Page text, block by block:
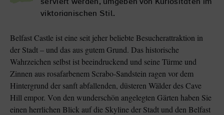
serviert werden, umgeben von Kuriositäten im
viktorianischen Stil.
Belfast Castle ist eine seit jeher beliebte Besucherattraktion in
der Stadt – und das aus gutem Grund. Das historische
Wahrzeichen selbst ist beeindruckend und seine Türme und
Zinnen aus rosafarbenem Scrabo-Sandstein ragen vor dem
Hintergrund der sanft abfallenden, düsteren Wälder des Cave
Hill empor. Von den wunderschön angelegten Gärten haben Sie
einen herrlichen Blick auf die Skyline der Stadt und den Belfast